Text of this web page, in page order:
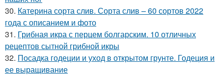
30. Катерина сорта слив. Сорта слив – 60 сортов 2022
года с описанием и фото
31. Грибная икра с перцем болгарским. 10 отличных
рецептов сытной грибной икры
32. Посадка годеции и уход в открытом грунте. Годеция и
ее выращивание